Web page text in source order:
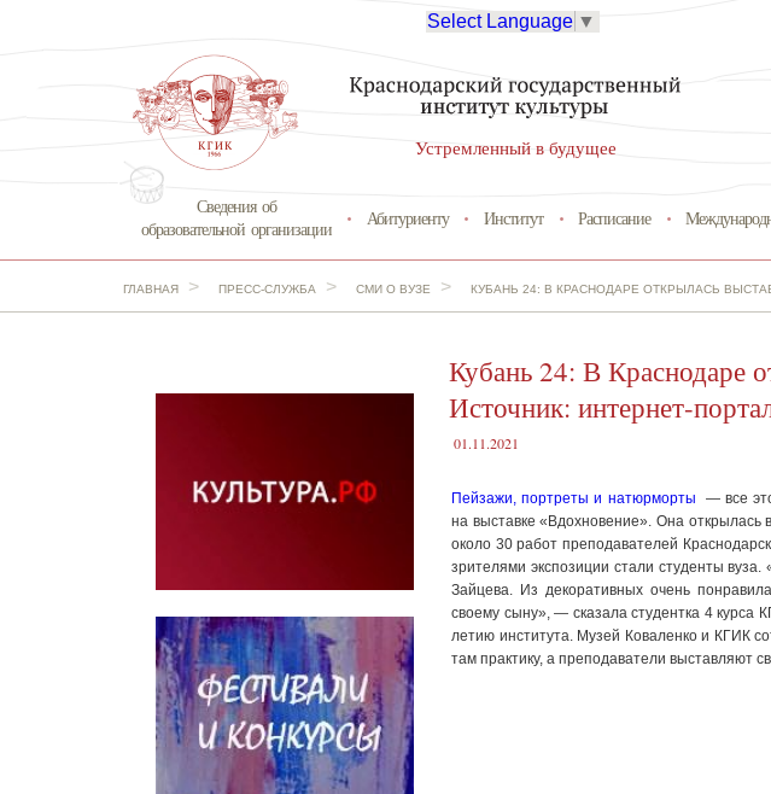
Устремленный в будущее
Select Language ▼
Сведения об
образовательной организации
Абитуриенту Институт Расписание
ГЛАВНАЯ > ПРЕСС-СЛУЖБА > СМИ О ВУЗЕ > КУБАНЬ 24: В КРАСНОДАРЕ ОТКРЫЛАСЬ
Кубань 24: В Краснодаре
Источник: интернет-
01.11.2021
Пейзажи, портреты и натюрморты
— все
на выставке «Вдохновение». Она открылась
около 30 работ преподавателей
зрителями экспозиции стали студенты
Зайцева. Из декоративных очень
своему сыну», — сказала студентка 4 курса
летию института. Музей Коваленко и КГИК
там практику, а преподаватели выставляют